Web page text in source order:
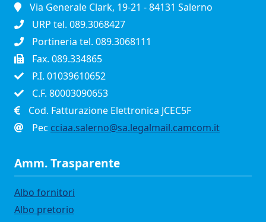
Via Generale Clark, 19-21 - 84131 Salerno
URP tel. 089.3068427
Portineria tel. 089.3068111
Fax. 089.334865
P.I. 01039610652
C.F. 80003090653
Cod. Fatturazione Elettronica JCEC5F
Pec cciaa.salerno@sa.legalmail.camcom.it
Amm. Trasparente
Albo fornitori
Albo pretorio